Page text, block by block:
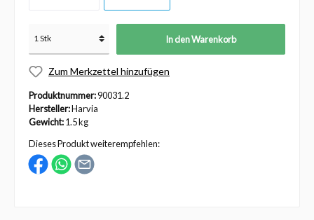
In den Warenkorb
Zum Merkzettel hinzufügen
Produktnummer:90031.2
Hersteller:Harvia
Gewicht:1.5 kg
Dieses Produkt weiterempfehlen: